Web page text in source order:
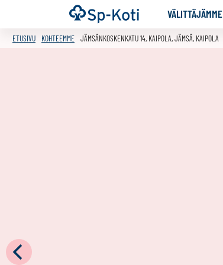
Siirry
sisältöön
Etusivu VÄLITTÄJÄMME
ETUSIVU KOHTEEMME JÄMSÄNKOSKENKATU 14, KAIPOLA, JÄMSÄ, KAIPOLA